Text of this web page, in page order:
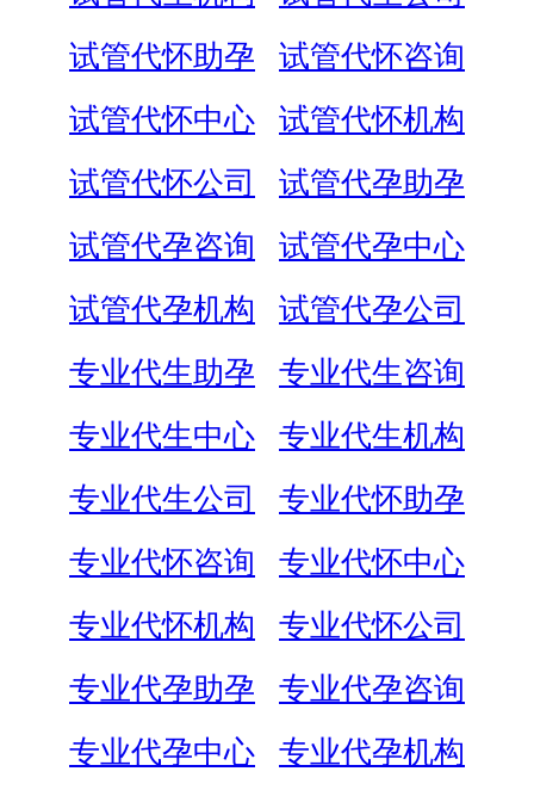
试管代怀助孕
试管代怀咨询
试管代怀中心
试管代怀机构
试管代怀公司
试管代孕助孕
试管代孕咨询
试管代孕中心
试管代孕机构
试管代孕公司
专业代生助孕
专业代生咨询
专业代生中心
专业代生机构
专业代生公司
专业代怀助孕
专业代怀咨询
专业代怀中心
专业代怀机构
专业代怀公司
专业代孕助孕
专业代孕咨询
专业代孕中心
专业代孕机构